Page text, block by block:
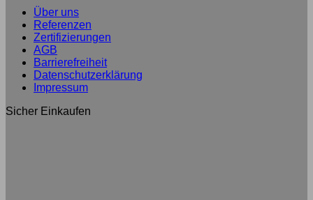
Über uns
Referenzen
Zertifizierungen
AGB
Barrierefreiheit
Datenschutzerklärung
Impressum
Sicher Einkaufen